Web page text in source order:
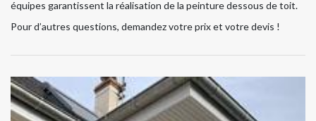
équipes garantissent la réalisation de la peinture dessous de toit.
Pour d’autres questions, demandez votre prix et votre devis !